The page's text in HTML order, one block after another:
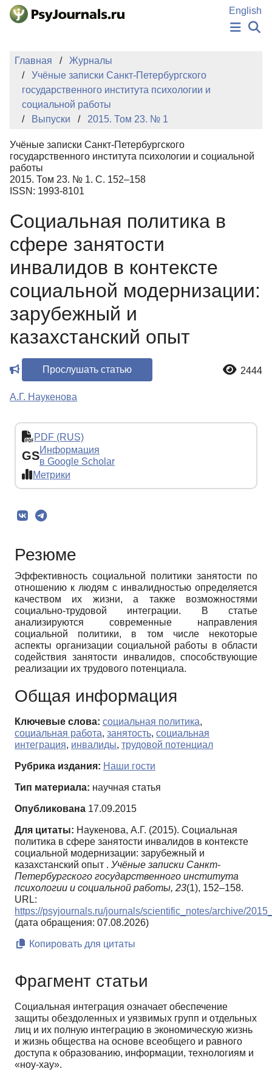
Перейти к основному содержанию
English
НОВОСТИ
ИЗДАНИЯ
ПОДАТЬ РУКОПИСЬ
БАЗА ЗНАНИЙ
КЛЮЧЕВЫЕ СЛОВА
Главная
Журналы
Учёные записки Санкт-Петербургского
государственного института психологии и
социальной работы
Выпуски
2015. Том 23. № 1
Учёные записки Санкт-Петербургского
государственного института психологии и социальной
работы
2015. Том 23. № 1. С. 152–158
ISSN: 1993-8101
Социальная политика в
сфере занятости
инвалидов в контексте
социальной модернизации:
зарубежный и
казахстанский опыт
Прослушать статью 2444
А.Г. Наукенова
PDF (RUS)
GSИнформация
в Google Scholar
Метрики
Резюме
Эффективность социальной политики занятости по
отношению к людям с инвалидностью определяется
качеством их жизни, а также возможностями
социально-трудовой интеграции. В статье
анализируются современные направления
социальной политики, в том числе некоторые
аспекты организации социальной работы в области
содействия занятости инвалидов, способствующие
реализации их трудового потенциала.
Общая информация
Ключевые слова: социальная политика,
социальная работа, занятость, социальная
интеграция, инвалиды, трудовой потенциал
Рубрика издания: Наши гости
Тип материала: научная статья
Опубликована 17.09.2015
Для цитаты: Наукенова, А.Г. (2015). Социальная
политика в сфере занятости инвалидов в контексте
социальной модернизации: зарубежный и
казахстанский опыт . Учёные записки Санкт-
Петербургского государственного института
психологии и социальной работы, 23(1), 152–158.
URL:
https://psyjournals.ru/journals/scientific_notes/archive/
(дата обращения: 07.08.2026)
Копировать для цитаты
Фрагмент статьи
Социальная интеграция означает обеспечение
защиты обездоленных и уязвимых групп и отдель­ных
лиц и их полную интеграцию в экономиче­скую жизнь
и жизнь общества на основе всеобще­го и равного
доступа к образованию, информации, технологиям и
«ноу-хау».